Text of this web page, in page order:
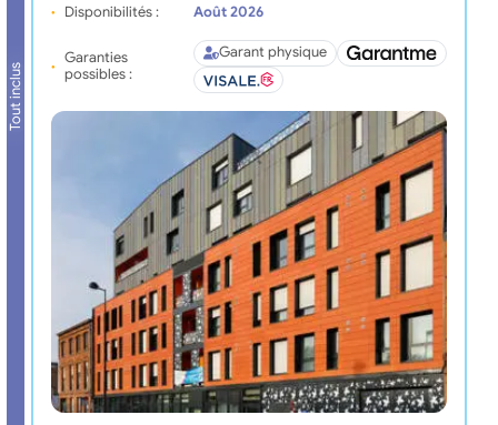
Tout inclus
Disponibilités : Août 2026
Garanties
possibles :
Garant physique